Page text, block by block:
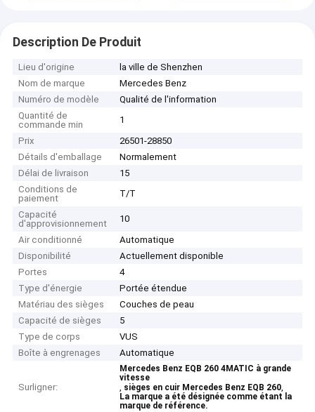
Description De Produit
Lieu d'origine
la ville de Shenzhen
Nom de marque
Mercedes Benz
Numéro de modèle
Qualité de l'information
Quantité de
commande min
1
Prix
26501-28850
Détails d'emballage
Normalement
Délai de livraison
15
Conditions de
paiement
T/T
Capacité
d'approvisionnement
10
Air conditionné
Automatique
Disponibilité
Actuellement disponible
Portes
4
Type d'énergie
Portée étendue
Matériau des sièges
Couches de peau
Capacité de sièges
5
Type de corps
VUS
Boîte à engrenages
Automatique
Surligner:
Mercedes Benz EQB 260 4MATIC à grande
vitesse
, sièges en cuir Mercedes Benz EQB 260,
La marque a été désignée comme étant la
marque de référence.